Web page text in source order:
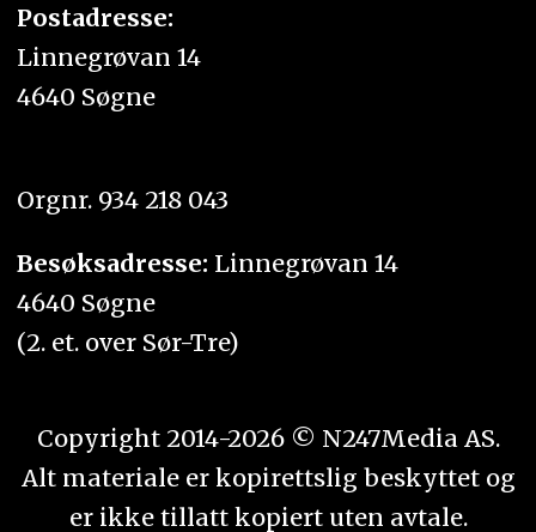
Postadresse:
Linnegrøvan 14
4640 Søgne
Orgnr. 934 218 043
Besøksadresse: Linnegrøvan 14
4640 Søgne
(2. et. over Sør-Tre)
Copyright 2014-2026 © N247Media AS.
Alt materiale er kopirettslig beskyttet og
er ikke tillatt kopiert uten avtale.